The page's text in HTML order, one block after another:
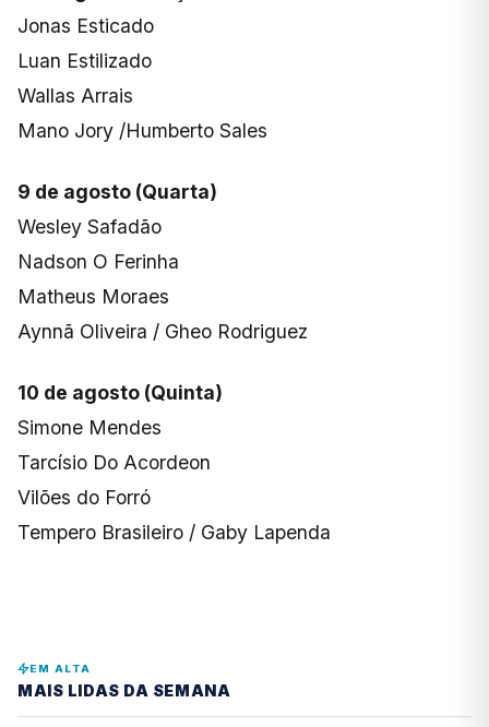
Jonas Esticado
Luan Estilizado
Wallas Arrais
Mano Jory /Humberto Sales
9 de agosto (Quarta)
Wesley Safadão
Nadson O Ferinha
Matheus Moraes
Aynnã Oliveira / Gheo Rodriguez
10 de agosto (Quinta)
Simone Mendes
Tarcísio Do Acordeon
Vilões do Forró
Tempero Brasileiro / Gaby Lapenda
EM ALTA
MAIS LIDAS DA SEMANA